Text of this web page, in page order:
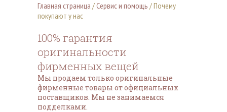
Главная страница /Сервис и помощь /Почему
покупают у нас
100% гарантия
оригинальности
фирменных вещей
Мы продаем только оригинальные
фирменные товары от официальных
поставщиков. Мы не занимаемся
подделками.